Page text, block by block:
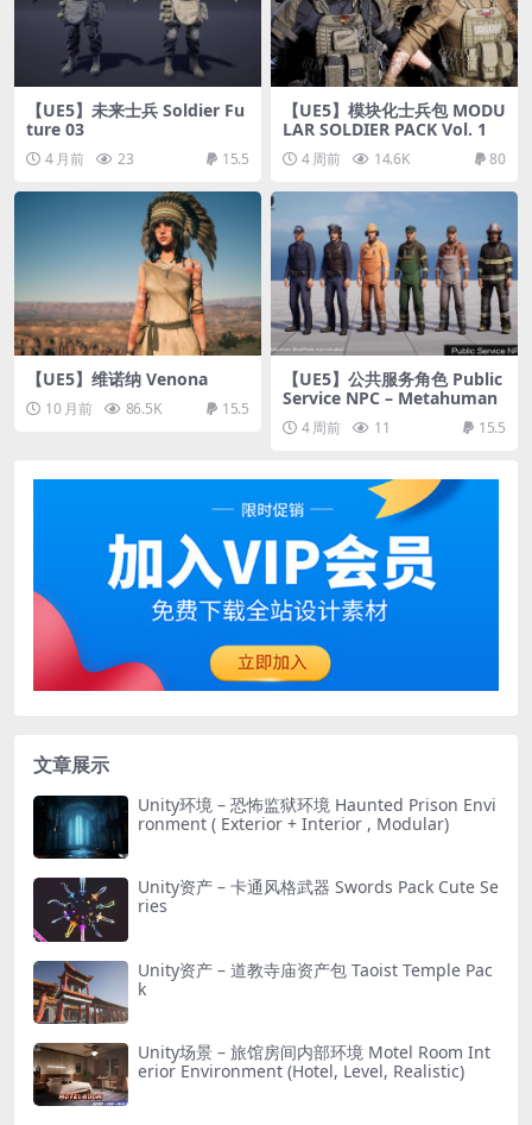
【UE5】未来士兵 Soldier Fu
ture 03
4 月前 23 15.5
【UE5】模块化士兵包 MODU
LAR SOLDIER PACK Vol. 1
4 周前 14.6K 80
【UE5】维诺纳 Venona
10 月前 86.5K 15.5
【UE5】公共服务角色 Public
Service NPC – Metahuman
4 周前 11 15.5
文章展示
Unity环境 – 恐怖监狱环境 Haunted Prison Envi
ronment ( Exterior + Interior , Modular)
Unity资产 – 卡通风格武器 Swords Pack Cute Se
ries
Unity资产 – 道教寺庙资产包 Taoist Temple Pac
k
Unity场景 – 旅馆房间内部环境 Motel Room Int
erior Environment (Hotel, Level, Realistic)